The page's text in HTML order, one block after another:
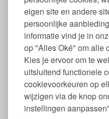
eigen site en andere
persoonlijke
informatie vind je in
op "Alles Oké" om alle
Kies je ervoor om te
uitsluitend functionele
cookievoorkeuren op
wijzigen via de knop
instellingen
Eco Houten